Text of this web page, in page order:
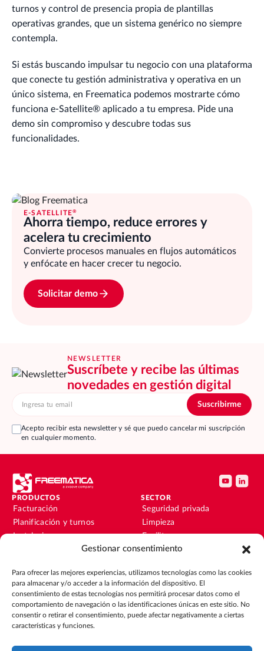
Gestionar consentimiento
Para ofrecer las mejores experiencias, utilizamos tecnologías como las cookies
para almacenar y/o acceder a la información del dispositivo. El
consentimiento de estas tecnologías nos permitirá procesar datos como el
comportamiento de navegación o las identificaciones únicas en este sitio. No
consentir o retirar el consentimiento, puede afectar negativamente a ciertas
características y funciones.
turnos y control de presencia propia de plantillas
operativas grandes, que un sistema genérico no siempre
contempla.
Si estás buscando impulsar tu negocio con una plataforma
que conecte tu gestión administrativa y operativa en un
único sistema, en Freematica podemos mostrarte cómo
funciona e-Satellite® aplicado a tu empresa. Pide una
demo sin compromiso y descubre todas sus
funcionalidades.
E-SATELLITE®
Ahorra tiempo, reduce errores y
acelera tu crecimiento
Convierte procesos manuales en flujos automáticos
y enfócate en hacer crecer tu negocio.
Solicitar demo
NEWSLETTER
Suscríbete y recibe las últimas
novedades en gestión digital
Acepto recibir esta newsletter y sé que puedo cancelar mi suscripción
en cualquier momento.
PRODUCTOS
Facturación
Planificación y turnos
Instalaciones y
Contabilidad y finanzas
CRM
SECTOR
Seguridad privada
Limpieza
Facility
Instalaciones y
Outsourcing
Eventos
RECURSOS
Blog
EMPRESA